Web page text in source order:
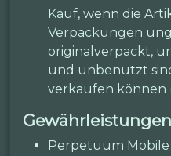
Kauf, wenn die
Verpackungen
originalverpackt,
und unbenutzt
verkaufen können
Gewährleistungen
Perpetuum